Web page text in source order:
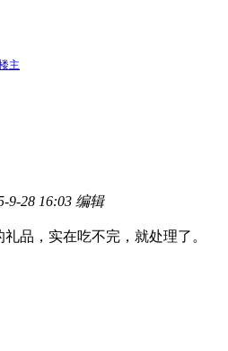
主
9-28 16:03 编辑
品，实在吃不完，就处理了。